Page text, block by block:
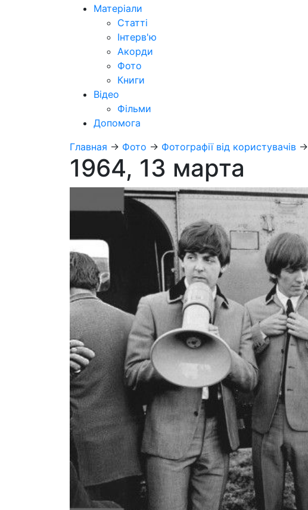
Матеріали
Статті
Інтерв'ю
Акорди
Фото
Книги
Відео
Фільми
Допомога
Главная → Фото → Фотографії від користувачів →
1964, 13 марта